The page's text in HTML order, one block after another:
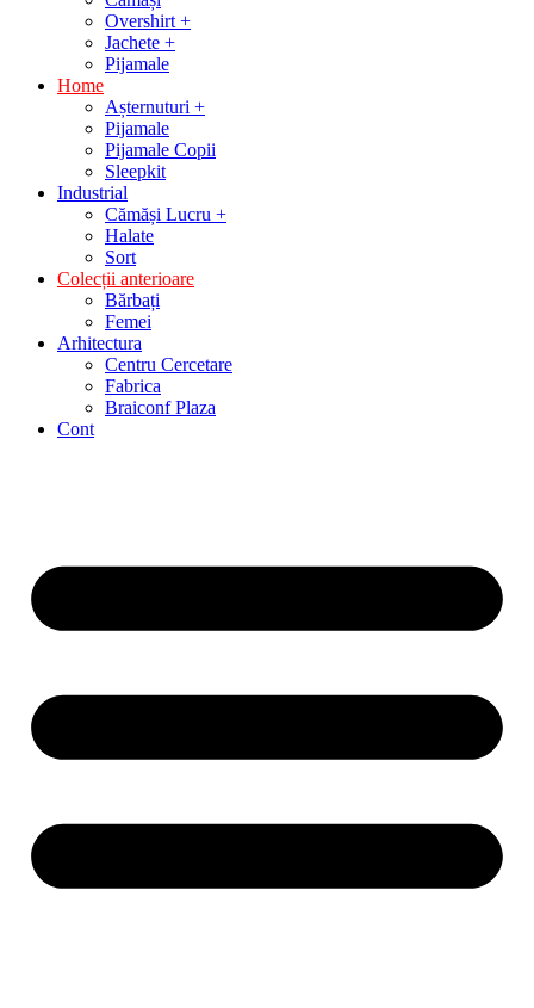
Overshirt +
Jachete +
Pijamale
Home
Așternuturi +
Pijamale
Pijamale Copii
Sleepkit
Industrial
Cămăși Lucru +
Halate
Sort
Colecții anterioare
Bărbați
Femei
Arhitectura
Centru Cercetare
Fabrica
Braiconf Plaza
Cont